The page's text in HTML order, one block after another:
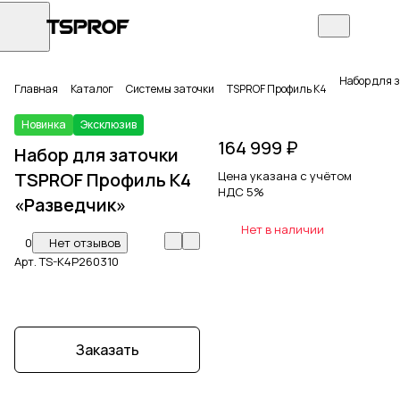
Главная Каталог Системы заточки TSPROF Профиль К4 Набор для
Новинка Эксклюзив
Набор для заточки
TSPROF Профиль K4
«Разведчик»
0
Нет отзывов
Арт.TS-K4P260310
Заказать
164 999 ₽
Цена указана с учётом
НДС 5%
Нет в наличии